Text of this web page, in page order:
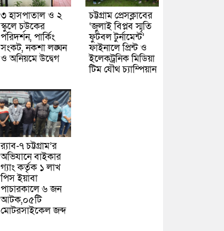
৩ হাসপাতাল ও ২
স্কুলে চউকের
পরিদর্শন, পার্কিং
সংকট, নকশা লঙ্ঘন
ও অনিয়মে উদ্বেগ
চট্টগ্রাম প্রেসক্লাবের
‘জুলাই বিপ্লব স্মৃতি
ফুটবল টুর্নামেন্ট’
ফাইনালে প্রিন্ট ও
ইলেকট্রনিক মিডিয়া
টিম যৌথ চ্যাম্পিয়ান
র‌্যাব-৭ চট্টগ্রাম’র
অভিযানে বাইকার
গ্যাং কর্তৃক ১ লাখ
পিস ইয়াবা
পাচারকালে ৬ জন
আটক,০৫টি
মোটরসাইকেল জব্দ